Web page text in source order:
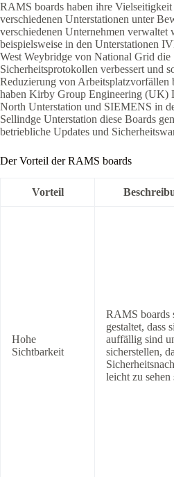
RAMS boards haben ihre
verschiedenen Unterstationen unter
verschiedenen Unternehmen verwaltet
beispielsweise in den Unterstationen
West Weybridge von National Grid die
Sicherheitsprotokollen verbessert und
Reduzierung von Arbeitsplatzvorfällen
haben Kirby Group Engineering (UK)
North Unterstation und SIEMENS in
Sellindge Unterstation diese Boards
betriebliche Updates und
Der Vorteil der RAMS boards
Vorteil
Hohe
Sichtbarkeit
RAMS boards
gestaltet, dass
auffällig sind
sicherstellen,
leicht zu sehen